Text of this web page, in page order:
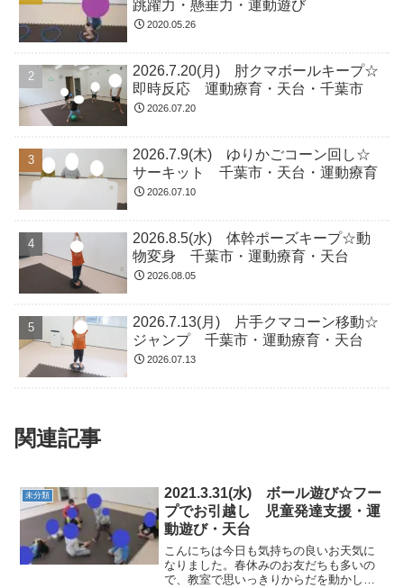
跳躍力・懸垂力・運動遊び
2020.05.26
2026.7.20(月) 肘クマボールキープ☆
即時反応 運動療育・天台・千葉市
2026.07.20
2026.7.9(木) ゆりかごコーン回し☆
サーキット 千葉市・天台・運動療育
2026.07.10
2026.8.5(水) 体幹ポーズキープ☆動
物変身 千葉市・運動療育・天台
2026.08.05
2026.7.13(月) 片手クマコーン移動☆
ジャンプ 千葉市・運動療育・天台
2026.07.13
関連記事
未分類
2021.3.31(水) ボール遊び☆フー
プでお引越し 児童発達支援・運
動遊び・天台
こんにちは今日も気持ちの良いお天気に
なりました。春休みのお友だちも多いの
で、教室で思いっきりからだを動かしリ